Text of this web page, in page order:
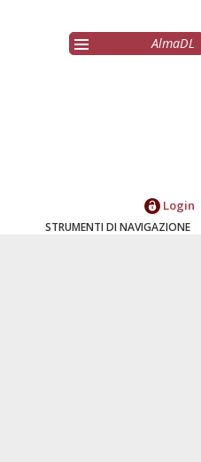
AlmaDL
Login
STRUMENTI DI NAVIGAZIONE